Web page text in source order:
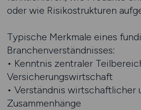
oder wie Risikostrukturen
Typische Merkmale eines
Branchenverständnisses:
• Kenntnis zentraler
Versicherungswirtschaft
• Verständnis wirtschaftlicher
Zusammenhänge